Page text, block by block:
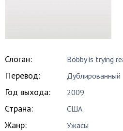
Слоган: Bobby is trying
Перевод: Дублированный
Год выхода: 2009
Страна: США
Жанр: Ужасы